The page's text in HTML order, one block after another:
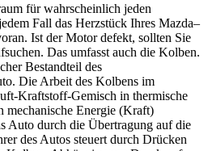
für wahrscheinlich jeden
Fall das Herzstück Ihres Mazda–
Ist der Motor defekt, sollten Sie
Das umfasst auch die Kolben.
Bestandteil des
Die Arbeit des Kolbens im
Kraftstoff-Gemisch in thermische
mechanische Energie (Kraft)
Auto durch die Übertragung auf die
des Autos steuert durch Drücken